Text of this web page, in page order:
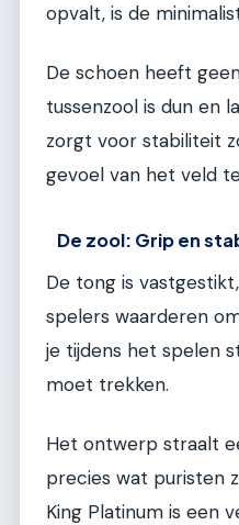
opvalt, is de
De schoen heeft
tussenzool is dun en
zorgt voor stabiliteit
gevoel van het veld
De zool: Grip en
De tong is
spelers waarderen
je tijdens het spelen
moet trekken.
Het ontwerp straalt
precies wat puristen
King Platinum is een